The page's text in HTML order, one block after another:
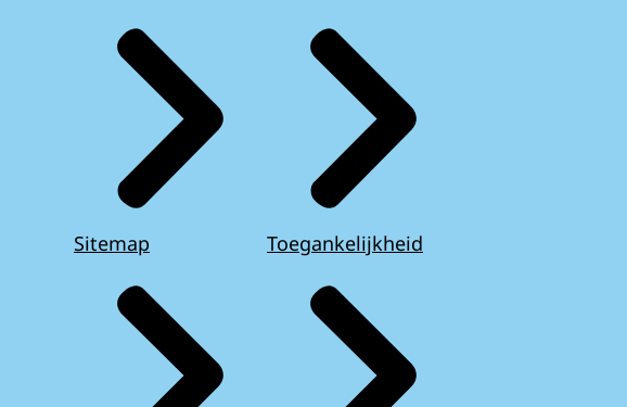
Sitemap Toegankelijkheid